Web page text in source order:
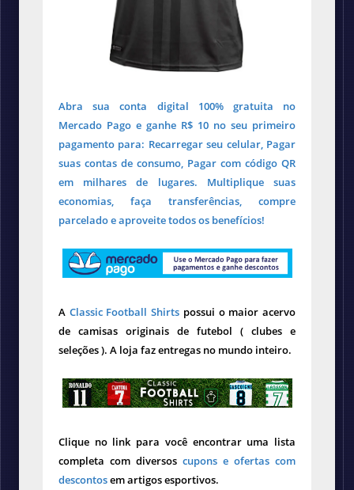
Abra sua conta digital 100% gratuita no
Mercado Pago e ganhe R$ 10 no seu primeiro
pagamento para: Recarregar seu celular, Pagar
suas contas de consumo, Pagar com código QR
em milhares de lugares. Multiplique suas
economias, faça transferências, compre
parcelado e aproveite todos os benefícios!
A Classic Football Shirts possui o maior acervo
de camisas originais de futebol ( clubes e
seleções ). A loja faz entregas no mundo inteiro.
Clique no link para você encontrar uma lista
completa com diversos cupons e ofertas com
descontosem artigos esportivos.